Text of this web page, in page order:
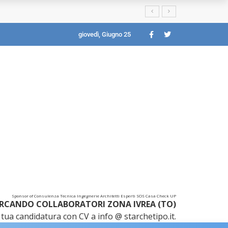
giovedì, Giugno 25
Sponsor of Consulenza Tecnica Ingegnerie Architetti Esperti SOS Casa Check UP
COLLABORATORI ZONA IVREA (TO)
candidatura con CV a info @ starchetipo.it.